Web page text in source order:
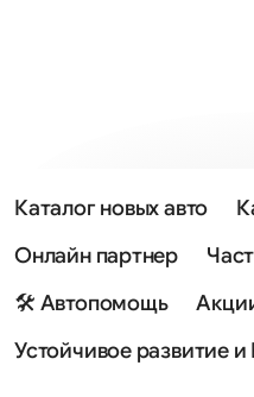
Каталог новых авто
Онлайн партнер
🛠 Автопомощь
Устойчивое развитие и